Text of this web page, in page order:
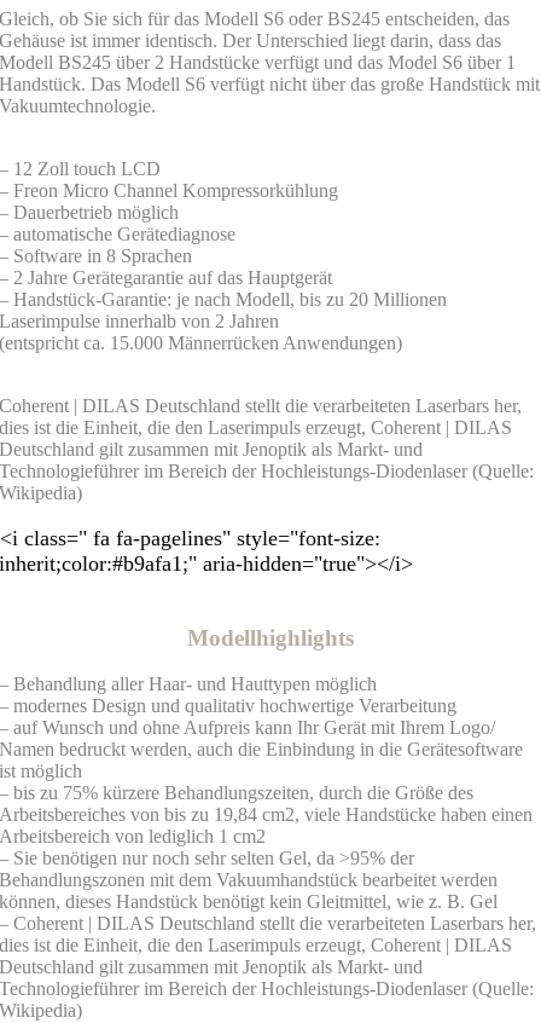
Gleich, ob Sie sich für das Modell S6 oder BS245 entscheiden, das
Gehäuse ist immer identisch. Der Unterschied liegt darin, dass das
Modell BS245 über 2 Handstücke verfügt und das Model S6 über 1
Handstück. Das Modell S6 verfügt nicht über das große Handstück mit
Vakuumtechnologie.
– 12 Zoll touch LCD
– Freon Micro Channel Kompressorkühlung
– Dauerbetrieb möglich
– automatische Gerätediagnose
– Software in 8 Sprachen
– 2 Jahre Gerätegarantie auf das Hauptgerät
– Handstück-Garantie: je nach Modell, bis zu 20 Millionen
Laserimpulse innerhalb von 2 Jahren
(entspricht ca. 15.000 Männerrücken Anwendungen)
Coherent | DILAS Deutschland stellt die verarbeiteten Laserbars her,
dies ist die Einheit, die den Laserimpuls erzeugt, Coherent | DILAS
Deutschland gilt zusammen mit Jenoptik als Markt- und
Technologieführer im Bereich der Hochleistungs-Diodenlaser (Quelle:
Wikipedia)
<i class=" fa fa-pagelines" style="font-size:
inherit;color:#b9afa1;" aria-hidden="true"></i>
Modellhighlights
– Behandlung aller Haar- und Hauttypen möglich
– modernes Design und qualitativ hochwertige Verarbeitung
– auf Wunsch und ohne Aufpreis kann Ihr Gerät mit Ihrem Logo/
Namen bedruckt werden, auch die Einbindung in die Gerätesoftware
ist möglich
– bis zu 75% kürzere Behandlungszeiten, durch die Größe des
Arbeitsbereiches von bis zu 19,84 cm2, viele Handstücke haben einen
Arbeitsbereich von lediglich 1 cm2
– Sie benötigen nur noch sehr selten Gel, da >95% der
Behandlungszonen mit dem Vakuumhandstück bearbeitet werden
können, dieses Handstück benötigt kein Gleitmittel, wie z. B. Gel
– Coherent | DILAS Deutschland stellt die verarbeiteten Laserbars her,
dies ist die Einheit, die den Laserimpuls erzeugt, Coherent | DILAS
Deutschland gilt zusammen mit Jenoptik als Markt- und
Technologieführer im Bereich der Hochleistungs-Diodenlaser (Quelle:
Wikipedia)